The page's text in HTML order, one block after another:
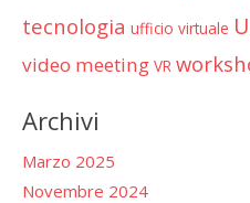
tecnologia ufficio virtuale
video meeting VR
Archivi
Marzo 2025
Novembre 2024